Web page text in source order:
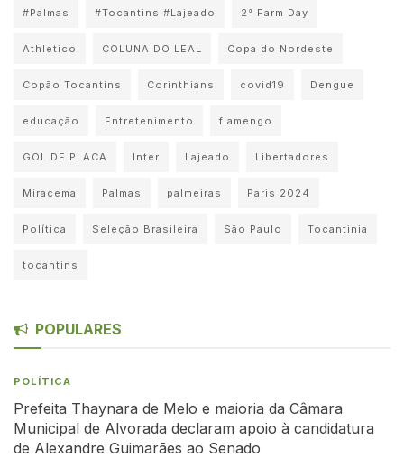
#Palmas #Tocantins #Lajeado 2° Farm Day
Athletico COLUNA DO LEAL Copa do Nordeste
Copão Tocantins Corinthians covid19 Dengue
educação Entretenimento flamengo
GOL DE PLACA Inter Lajeado Libertadores
Miracema Palmas palmeiras Paris 2024
Política Seleção Brasileira São Paulo Tocantinia
tocantins
POPULARES
POLÍTICA
Prefeita Thaynara de Melo e maioria da Câmara
Municipal de Alvorada declaram apoio à candidatura
de Alexandre Guimarães ao Senado